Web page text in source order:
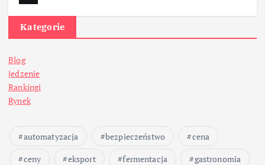
Kategorie
Blog
jedzenie
Rankingi
Rynek
automatyzacja bezpieczeństwo
cena
ceny
eksport fermentacja
gastronomia